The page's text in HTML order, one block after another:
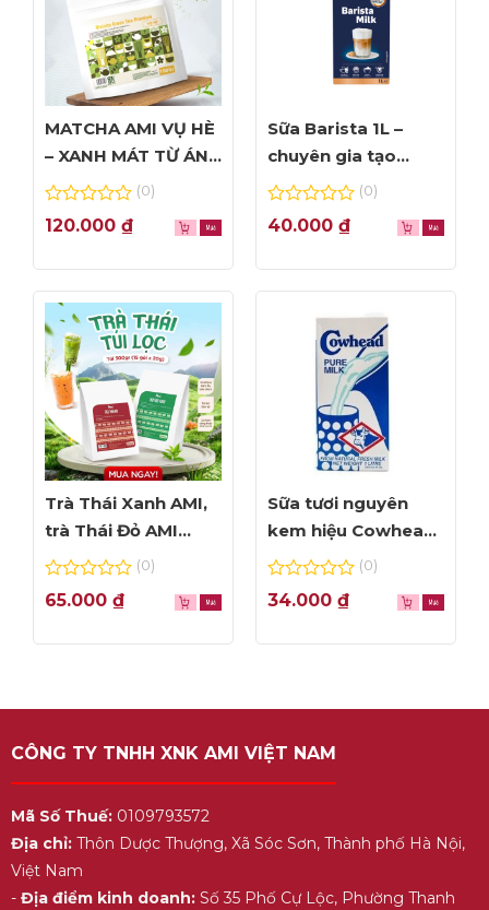
MATCHA AMI VỤ HÈ
– XANH MÁT TỪ ÁNH
NHÌN ĐẦU TIÊN
0
out
5
(0)
120.000 ₫
Sữa Barista 1L –
chuyên gia tạo
Foam đỉnh cao
0
out
5
(0)
40.000 ₫
Trà Thái Xanh AMI,
trà Thái Đỏ AMI
thơm ngon, túi lọc
0
out
5
(0)
65.000 ₫
Sữa tươi nguyên
kem hiệu Cowhead
– hộp 1L
0
out
5
(0)
34.000 ₫
CÔNG TY TNHH XNK AMI VIỆT NAM
Mã Số Thuế:0109793572
Địa chỉ:Thôn Dược Thượng, Xã Sóc Sơn, Thành phố Hà Nội,
Việt Nam
- Địa điểm kinh doanh:Số 35 Phố Cự Lộc, Phường Thanh